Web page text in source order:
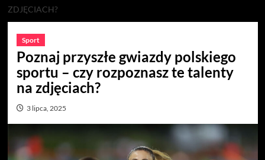
ZDJĘCIACH?
Sport
Poznaj przyszłe gwiazdy polskiego
sportu – czy rozpoznasz te talenty
na zdjęciach?
3 lipca, 2025